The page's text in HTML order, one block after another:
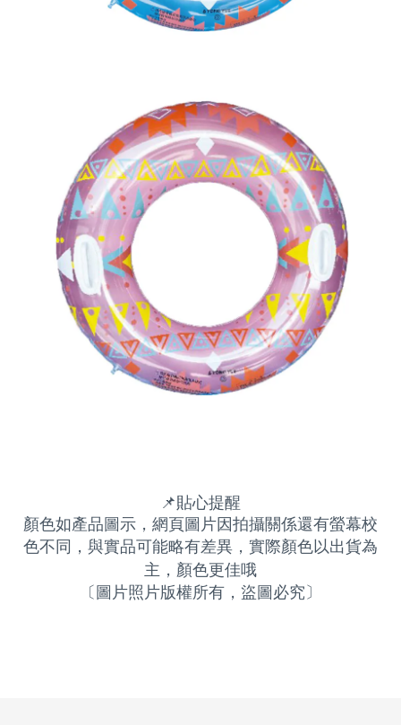
📌貼心提醒
顏色如產品圖示，網頁圖片因拍攝關係還有螢幕校
色不同，與實品可能略有差異，實際顏色以出貨為
主，顏色更佳哦
〔圖片照片版權所有，盜圖必究〕